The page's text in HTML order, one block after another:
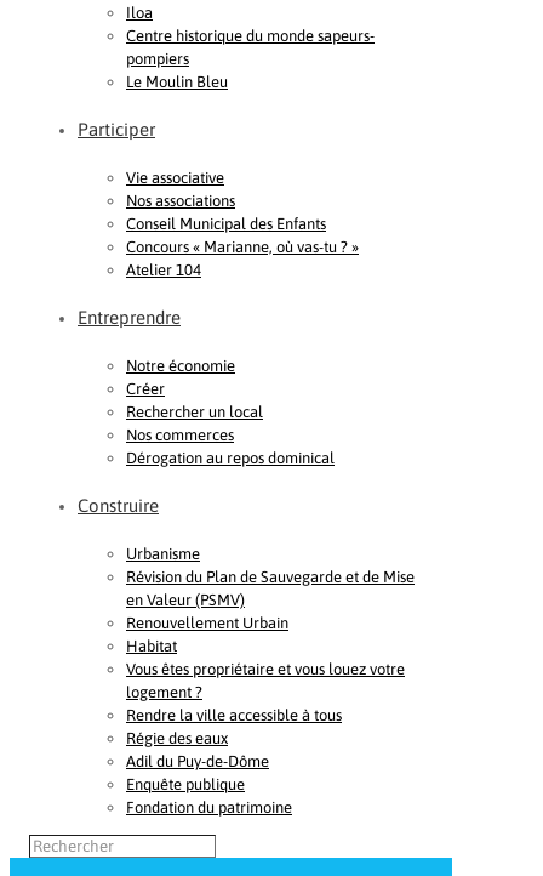
Iloa
Centre historique du monde sapeurs-
pompiers
Le Moulin Bleu
Participer
Vie associative
Nos associations
Conseil Municipal des Enfants
Concours « Marianne, où vas-tu ? »
Atelier 104
Entreprendre
Notre économie
Créer
Rechercher un local
Nos commerces
Dérogation au repos dominical
Construire
Urbanisme
Révision du Plan de Sauvegarde et de Mise
en Valeur (PSMV)
Renouvellement Urbain
Habitat
Vous êtes propriétaire et vous louez votre
logement ?
Rendre la ville accessible à tous
Régie des eaux
Adil du Puy-de-Dôme
Enquête publique
Fondation du patrimoine